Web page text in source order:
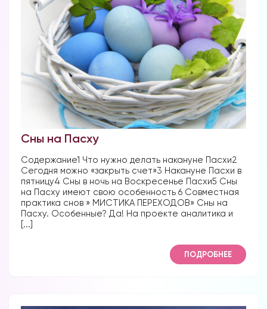
Сны на Пасху
Содержание1 Что нужно делать накануне Пасхи2
Сегодня можно «закрыть счет»3 Накануне Пасхи в
пятницу4 Сны в ночь на Воскресенье Пасхи5 Сны
на Пасху имеют свою особенность 6 Совместная
практика снов » МИСТИКА ПЕРЕХОДОВ» Сны на
Пасху. Особенные? Да! На проекте аналитика и
[...]
ПОДРОБНЕЕ
Форум в
Телеграм
Форум на сайте